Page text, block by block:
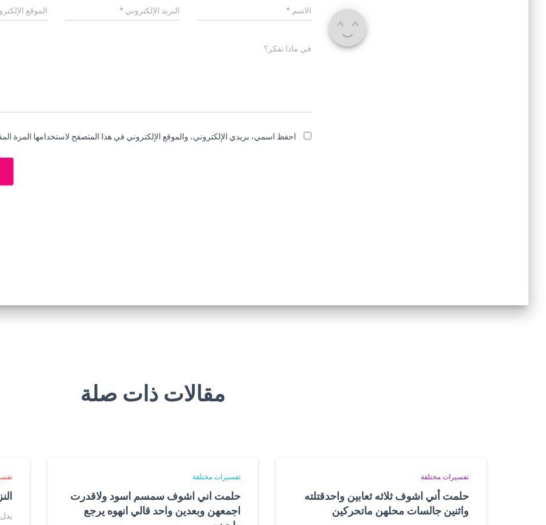
الاسم * البريد الإلكتروني * الموقع
في ماذا تفكر؟
احفظ اسمي، بريدي الإلكتروني، والموقع الإلكتروني في هذا المتصفح لاستخدامها المرة
مقالات ذات صلة
تفسيرات مختلفة
حلمت أني اشوف ثلاثه ثعابين واحدقتلته
واثنين جالسات محلهن ماتحركين
تفسيرات مختلفة
حلمت اني اشوف سمسم اسود ولاقدرت
اجمعهن وبعدين واحد قالي انهوه يرجع